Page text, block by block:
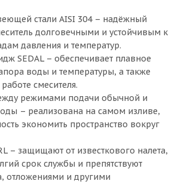
стали AISI 304 – надёжный
долговечными и устойчивым к
давления и температур.
SEDAL – обеспечивает плавное
воды и температуры, а также
смесителя.
режимами подачи обычной и
– реализована на самом изливе,
экономить пространство вокруг
– защищают от известкового налета,
срок службы и препятствуют
отложениями и другими